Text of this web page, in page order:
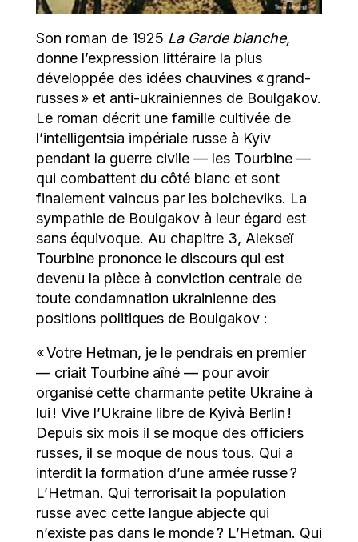
Son roman de 1925 La Garde blanche,
donne l’expression littéraire la plus
développée des idées chauvines « grand-
russes » et anti-ukrainiennes de Boulgakov.
Le roman décrit une famille cultivée de
l’intelligentsia impériale russe à Kyiv
pendant la guerre civile — les Tourbine —
qui combattent du côté blanc et sont
finalement vaincus par les bolcheviks. La
sympathie de Boulgakov à leur égard est
sans équivoque. Au chapitre 3, Alekseï
Tourbine prononce le discours qui est
devenu la pièce à conviction centrale de
toute condamnation ukrainienne des
positions politiques de Boulgakov :
« Votre Hetman, je le pendrais en premier
— criait Tourbine aîné — pour avoir
organisé cette charmante petite Ukraine à
lui ! Vive l’Ukraine libre de Kyivà Berlin !
Depuis six mois il se moque des officiers
russes, il se moque de nous tous. Qui a
interdit la formation d’une armée russe ?
L’Hetman. Qui terrorisait la population
russe avec cette langue abjecte qui
n’existe pas dans le monde ? L’Hetman. Qui